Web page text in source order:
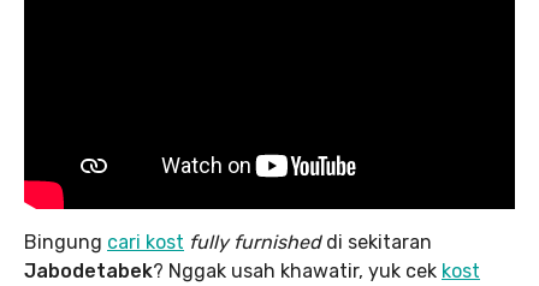
Bingung cari kost fully furnisheddi sekitaran
Jabodetabek? Nggak usah khawatir, yuk cek kost